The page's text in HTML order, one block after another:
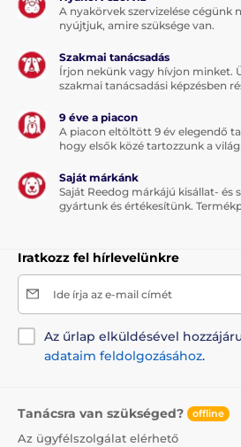
A nyakörvek szervizelése cégünk
nyújtjuk, amire szüksége van.
Szakmai tanácsadás
Írjon nekünk vagy hívjon minket.
szakmai tanácsadási képzésben
9 éve a piacon
A piacon eltöltött 9 év elegendő
hogy elsők közé tartozzunk a
Saját márkánk
Saját Reedog márkájú kisállat- és
gyártunk és értékesítünk.
Iratkozz fel hírlevelünkre
Ide írja az e-mail címét
Az űrlap elküldésével
adataim feldolgozásához.
Tanácsra van szükséged? offline
Az ügyfélszolgálat elérhető